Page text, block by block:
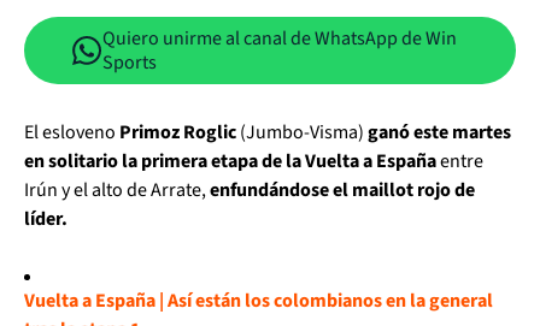
Quiero unirme al canal de WhatsApp de Win
Sports
El esloveno Primoz Roglic(Jumbo-Visma)ganó este martes
en solitario la primera etapa de la Vuelta a Españaentre
Irún y el alto de Arrate,enfundándose el maillot rojo de
líder.
Vuelta a España | Así están los colombianos en la general